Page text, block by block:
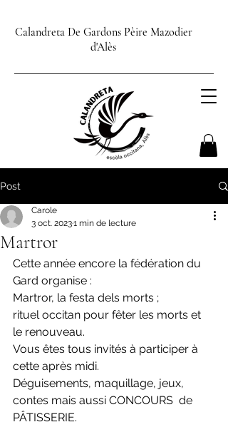
Calandreta De Gardons Pèire Mazodier
d'Alès
Post
Martror
Carole
3 oct. 20231 min de lecture
Cette année encore la fédération du
Gard organise :
Martror, la festa dels morts ;
rituel occitan pour fêter les morts et
le renouveau.
Vous êtes tous invités à participer à
cette après midi.
Déguisements, maquillage, jeux,
contes mais aussi CONCOURS  de
PÂTISSERIE.